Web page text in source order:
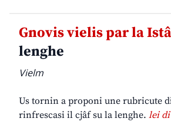
Gnovis vielis par la
lenghe
Vielm
Us tornin a proponi une rubricute
rinfrescasi il cjâf su la lenghe. lei